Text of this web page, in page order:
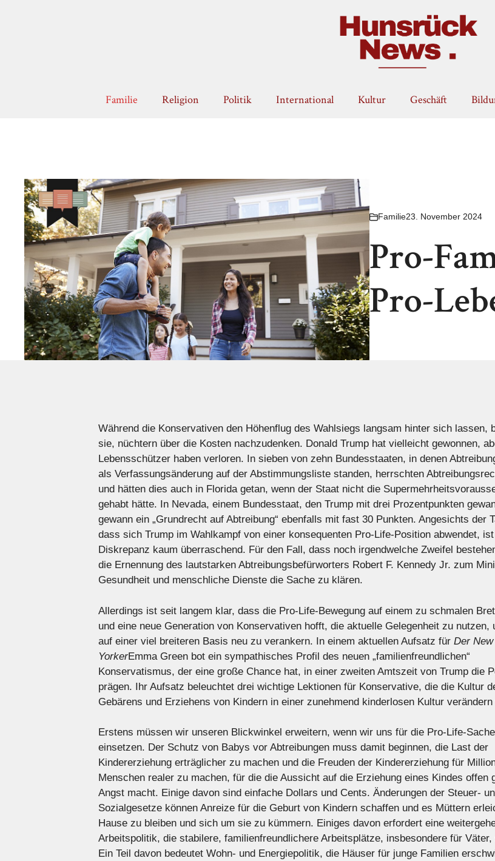
Familie Religion Politik International Kultur Geschäft
Familie23. November 2024
Pro-
Pro-
Während die Konservativen den Höhenflug des Wahlsiegs langsam hinter sich lassen,
sie, nüchtern über die Kosten nachzudenken. Donald Trump hat vielleicht gewonnen,
Lebensschützer haben verloren. In sieben von zehn Bundesstaaten, in denen
als Verfassungsänderung auf der Abstimmungsliste standen, herrschten
und hätten dies auch in Florida getan, wenn der Staat nicht die
gehabt hätte. In Nevada, einem Bundesstaat, den Trump mit drei Prozentpunkten
gewann ein „Grundrecht auf Abtreibung“ ebenfalls mit fast 30 Punkten. Angesichts der
dass sich Trump im Wahlkampf von einer konsequenten Pro-Life-Position abwendet,
Diskrepanz kaum überraschend. Für den Fall, dass noch irgendwelche Zweifel
die Ernennung des lautstarken Abtreibungsbefürworters Robert F. Kennedy Jr. zum
Gesundheit und menschliche Dienste die Sache zu klären.
Allerdings ist seit langem klar, dass die Pro-Life-Bewegung auf einem zu schmalen
und eine neue Generation von Konservativen hofft, die aktuelle Gelegenheit zu nutzen,
auf einer viel breiteren Basis neu zu verankern. In einem aktuellen Aufsatz für Der New
YorkerEmma Green bot ein sympathisches Profil des neuen „familienfreundlichen“
Konservatismus, der eine große Chance hat, in einer zweiten Amtszeit von Trump die
prägen. Ihr Aufsatz beleuchtet drei wichtige Lektionen für Konservative, die die Kultur
Gebärens und Erziehens von Kindern in einer zunehmend kinderlosen Kultur verändern
Erstens müssen wir unseren Blickwinkel erweitern, wenn wir uns für die Pro-Life-Sache
einsetzen. Der Schutz von Babys vor Abtreibungen muss damit beginnen, die Last der
Kindererziehung erträglicher zu machen und die Freuden der Kindererziehung für
Menschen realer zu machen, für die die Aussicht auf die Erziehung eines Kindes offen
Angst macht. Einige davon sind einfache Dollars und Cents. Änderungen der Steuer-
Sozialgesetze können Anreize für die Geburt von Kindern schaffen und es Müttern
Hause zu bleiben und sich um sie zu kümmern. Einiges davon erfordert eine
Arbeitspolitik, die stabilere, familienfreundlichere Arbeitsplätze, insbesondere für
Ein Teil davon bedeutet Wohn- und Energiepolitik, die Häuser für junge Familien